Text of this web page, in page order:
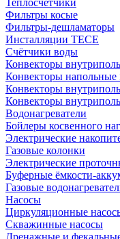
Теплосчётчики
Фильтры косые
Фильтры-дешламаторы
Инсталляции TECE
Счётчики воды
Конвекторы
Конвекторы напольные
Конвекторы
Конвекторы
Водонагреватели
Бойлеры косвенного
Электрические
Газовые колонки
Электрические
Буферные ёмкости-
Газовые
Насосы
Циркуляционные
Скважинные насосы
Дренажные и